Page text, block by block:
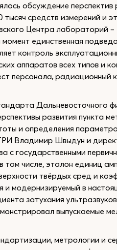
обсуждение перспектив
средств измерений и
Центра лабораторий
единственная
контроль
аппаратов всех типов и
персонала, радиационный
развития пункта
и определения
Владимир Швыдун и
с государственными
числе, эталон единиц
твёрдых сред и
и модернизируемый в
затухания
выпускаемые
метрологии и